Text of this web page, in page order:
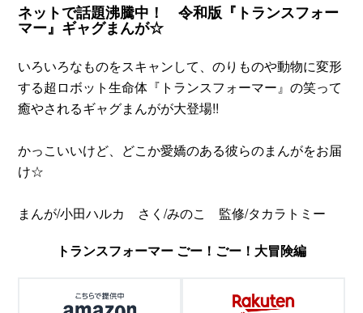
ネットで話題沸騰中！ 令和版『トランスフォー
マー』ギャグまんが☆
いろいろなものをスキャンして、のりものや動物に変形
する超ロボット生命体『トランスフォーマー』の笑って
癒やされるギャグまんがが大登場!!
かっこいいけど、どこか愛嬌のある彼らのまんがをお届
け☆
まんが/小田ハルカ さく/みのこ 監修/タカラトミー
トランスフォーマー ごー！ごー！大冒険編